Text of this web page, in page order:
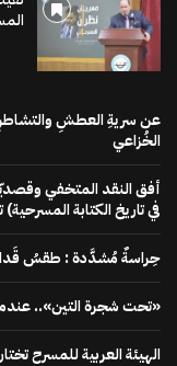
عن سريةِ العطشِ
الخُزاعي
أفق النقد المتخفي
في تاريخ الكتابة
حِراسةٌ مُشدَّدة : طقسُ
«تحت شجرة التين»..
الهيئة العربية للمسرح تختار